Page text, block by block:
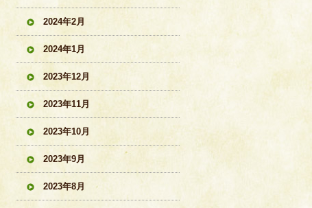
2024年2月
2024年1月
2023年12月
2023年11月
2023年10月
2023年9月
2023年8月